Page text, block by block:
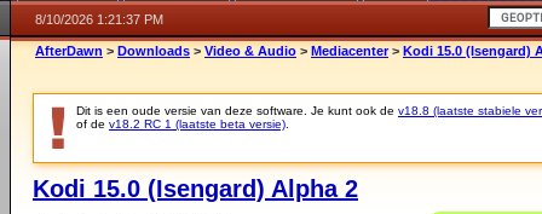
8/10/2026 1:21:37 PM
AfterDawn > Downloads > Video & Audio > Mediacenter > Kodi 15.0 (Isengard)
Dit is een oude versie van deze software. Je kunt ook de v18.8 (laatste stabiele
of de v18.2 RC 1 (laatste beta versie)
Kodi 15.0 (Isengard) Alpha 2